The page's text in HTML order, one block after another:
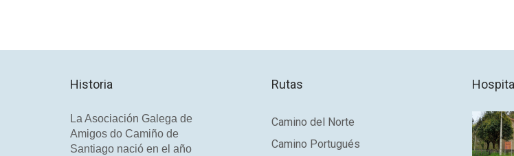
Historia
La Asociación Galega de
Amigos do Camiño de
Santiago nació en el año
Rutas
Camino del Norte
Camino Portugués